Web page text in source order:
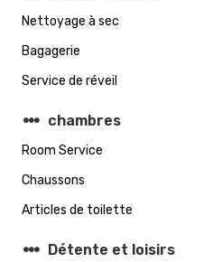
Nettoyage à sec
Bagagerie
Service de réveil
steppers chambres
Room Service
Chaussons
Articles de toilette
steppers Détente et loisirs